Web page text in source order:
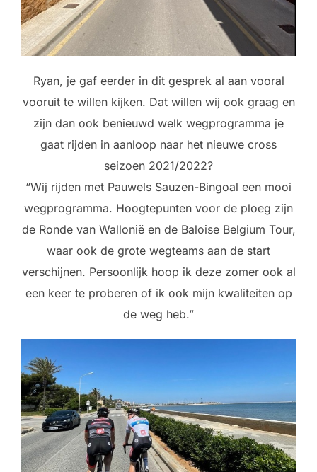
Ryan, je gaf eerder in dit gesprek al aan vooral
vooruit te willen kijken. Dat willen wij ook graag en
zijn dan ook benieuwd welk wegprogramma je
gaat rijden in aanloop naar het nieuwe cross
seizoen 2021/2022?
“Wij rijden met Pauwels Sauzen-Bingoal een mooi
wegprogramma. Hoogtepunten voor de ploeg zijn
de Ronde van Wallonië en de Baloise Belgium Tour,
waar ook de grote wegteams aan de start
verschijnen. Persoonlijk hoop ik deze zomer ook al
een keer te proberen of ik ook mijn kwaliteiten op
de weg heb.”